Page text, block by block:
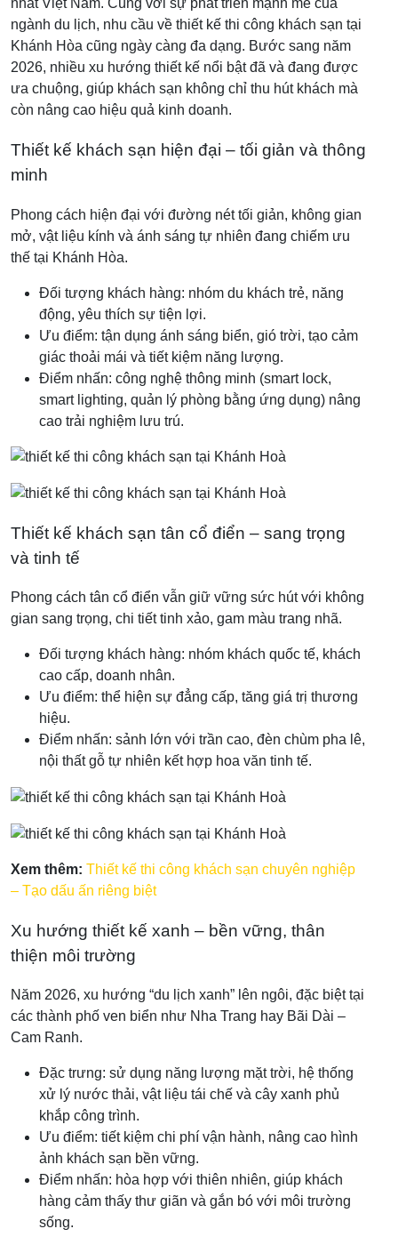
nhất Việt Nam. Cùng với sự phát triển mạnh mẽ của
ngành du lịch, nhu cầu về thiết kế thi công khách sạn tại
Khánh Hòa cũng ngày càng đa dạng. Bước sang năm
2026, nhiều xu hướng thiết kế nổi bật đã và đang được
ưa chuộng, giúp khách sạn không chỉ thu hút khách mà
còn nâng cao hiệu quả kinh doanh.
Thiết kế khách sạn hiện đại – tối giản và thông
minh
Phong cách hiện đại với đường nét tối giản, không gian
mở, vật liệu kính và ánh sáng tự nhiên đang chiếm ưu
thế tại Khánh Hòa.
Đối tượng khách hàng: nhóm du khách trẻ, năng
động, yêu thích sự tiện lợi.
Ưu điểm: tận dụng ánh sáng biển, gió trời, tạo cảm
giác thoải mái và tiết kiệm năng lượng.
Điểm nhấn: công nghệ thông minh (smart lock,
smart lighting, quản lý phòng bằng ứng dụng) nâng
cao trải nghiệm lưu trú.
Thiết kế khách sạn tân cổ điển – sang trọng
và tinh tế
Phong cách tân cổ điển vẫn giữ vững sức hút với không
gian sang trọng, chi tiết tinh xảo, gam màu trang nhã.
Đối tượng khách hàng: nhóm khách quốc tế, khách
cao cấp, doanh nhân.
Ưu điểm: thể hiện sự đẳng cấp, tăng giá trị thương
hiệu.
Điểm nhấn: sảnh lớn với trần cao, đèn chùm pha lê,
nội thất gỗ tự nhiên kết hợp hoa văn tinh tế.
Xem thêm: Thiết kế thi công khách sạn chuyên nghiệp
– Tạo dấu ấn riêng biệt
Xu hướng thiết kế xanh – bền vững, thân
thiện môi trường
Năm 2026, xu hướng “du lịch xanh” lên ngôi, đặc biệt tại
các thành phố ven biển như Nha Trang hay Bãi Dài –
Cam Ranh.
Đặc trưng: sử dụng năng lượng mặt trời, hệ thống
xử lý nước thải, vật liệu tái chế và cây xanh phủ
khắp công trình.
Ưu điểm: tiết kiệm chi phí vận hành, nâng cao hình
ảnh khách sạn bền vững.
Điểm nhấn: hòa hợp với thiên nhiên, giúp khách
hàng cảm thấy thư giãn và gắn bó với môi trường
sống.